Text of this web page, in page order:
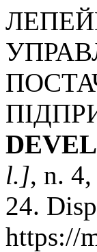
l.], n.
24.
https://